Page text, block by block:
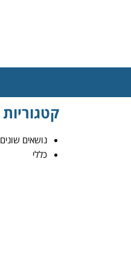
קטגוריות
נושאים שונים
כללי